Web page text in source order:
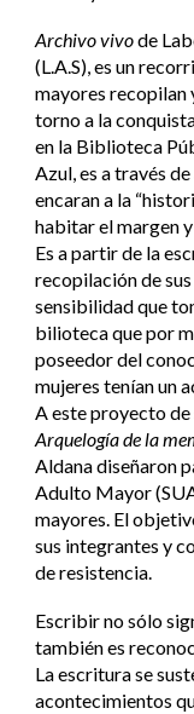
Archivo vivode
(L.A.S), es un
mayores recopilan
torno a la
en la Biblioteca
Azul, es a través
encaran a la
habitar el margen
Es a partir de la
recopilación de
sensibilidad que
bilioteca que por
poseedor del
mujeres tenían un
A este proyecto
Arquelogía de la
Aldana diseñaron
Adulto Mayor
mayores. El
sus integrantes y
de resistencia.
Escribir no sólo
también es
La escritura se
acontecimientos